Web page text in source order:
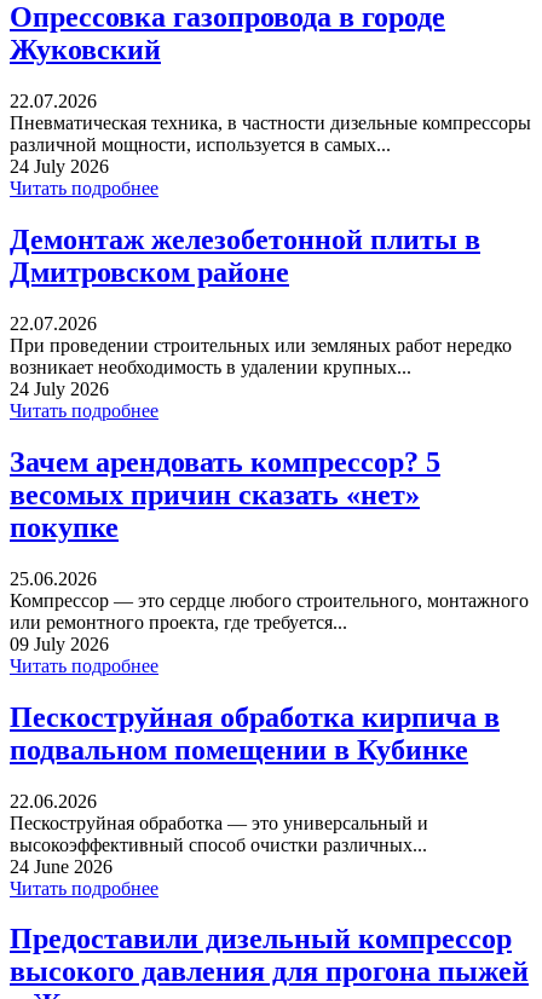
Опрессовка газопровода в городе
Жуковский
22.07.2026
Пневматическая техника, в частности дизельные компрессоры
различной мощности, используется в самых...
24 July 2026
Читать подробнее
Демонтаж железобетонной плиты в
Дмитровском районе
22.07.2026
При проведении строительных или земляных работ нередко
возникает необходимость в удалении крупных...
24 July 2026
Читать подробнее
Зачем арендовать компрессор? 5
весомых причин сказать «нет»
покупке
25.06.2026
Компрессор — это сердце любого строительного, монтажного
или ремонтного проекта, где требуется...
09 July 2026
Читать подробнее
Пескоструйная обработка кирпича в
подвальном помещении в Кубинке
22.06.2026
Пескоструйная обработка — это универсальный и
высокоэффективный способ очистки различных...
24 June 2026
Читать подробнее
Предоставили дизельный компрессор
высокого давления для прогона пыжей